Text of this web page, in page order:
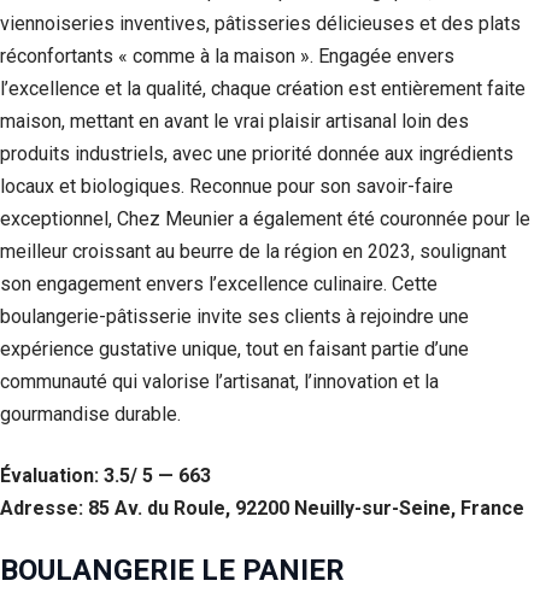
viennoiseries inventives, pâtisseries délicieuses et des plats
réconfortants « comme à la maison ». Engagée envers
l’excellence et la qualité, chaque création est entièrement faite
maison, mettant en avant le vrai plaisir artisanal loin des
produits industriels, avec une priorité donnée aux ingrédients
locaux et biologiques. Reconnue pour son savoir-faire
exceptionnel, Chez Meunier a également été couronnée pour le
meilleur croissant au beurre de la région en 2023, soulignant
son engagement envers l’excellence culinaire. Cette
boulangerie-pâtisserie invite ses clients à rejoindre une
expérience gustative unique, tout en faisant partie d’une
communauté qui valorise l’artisanat, l’innovation et la
gourmandise durable.
Évaluation: 3.5/ 5 — 663
Adresse: 85 Av. du Roule, 92200 Neuilly-sur-Seine, France
BOULANGERIE LE PANIER